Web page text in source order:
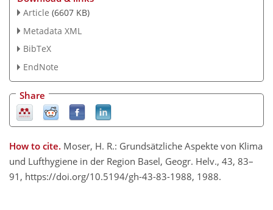
Article (6607 KB)
Metadata XML
BibTeX
EndNote
Share
How to cite. Moser, H. R.: Grundsätzliche Aspekte von Klima
und Lufthygiene in der Region Basel, Geogr. Helv., 43, 83–
91, https://doi.org/10.5194/gh-43-83-1988, 1988.